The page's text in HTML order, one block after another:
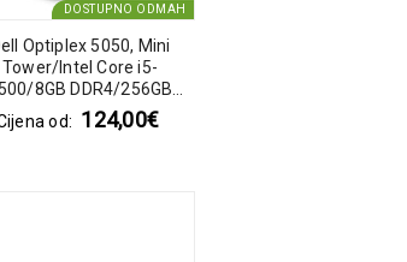
DOSTUPNO ODMAH
Optiplex 5050, Mini
Tower/Intel Core i5-
8GB DDR4/256GB
NVME SSD/DVD
od: 124,00€